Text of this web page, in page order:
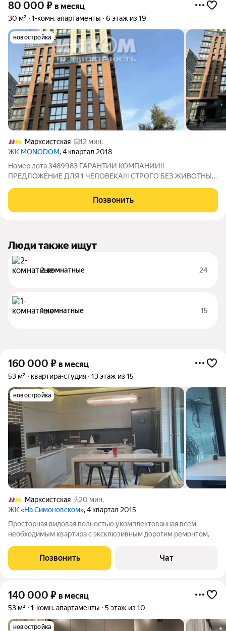
80 000 ₽ в месяц
30 м² 1-комн. апартаменты 6 этаж из 19
новостройка
Марксистская
12 мин.
ЖК MONODOM, 4 квартал 2018
Номер лота 3489983 ГАРАНТИИ КОМПАНИИ!!
ПРЕДЛОЖЕНИЕ ДЛЯ 1 ЧЕЛОВЕКА!!! СТРОГО БЕЗ ЖИВОТНЫХ
Квартира СТУДИЙНОГО плана. Панорамные окна в пол.
Современная мебель. Встроенный кухонный гарнитур. Вся
Позвонить
Люди также ищут
2-комнатные 24
1-комнатные 15
160 000 ₽ в месяц
53 м² квартира-студия 13 этаж из 15
новостройка
Марксистская
20 мин.
ЖК «На Симоновском», 4 квартал 2015
Просторная видовая полностью укомплектованная всем
необходимым квартира с эксклюзивным дорогим ремонтом,
Позвонить Чат
140 000 ₽ в месяц
53 м² 1-комн. апартаменты 5 этаж из 10
новостройка